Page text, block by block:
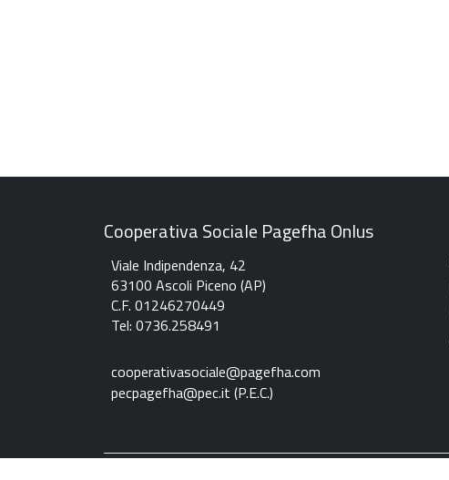
Cooperativa Sociale Pagefha Onlus
Viale Indipendenza, 42
63100 Ascoli Piceno (AP)
C.F. 01246270449
Tel: 0736.258491
cooperativasociale@pagefha.com
pecpagefha@pec.it (P.E.C.)